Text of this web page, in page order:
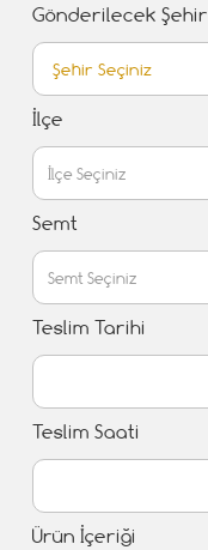
Gönderilecek Şehir
İlçe
Semt
Teslim Tarihi
Teslim Saati
Ürün İçeriği